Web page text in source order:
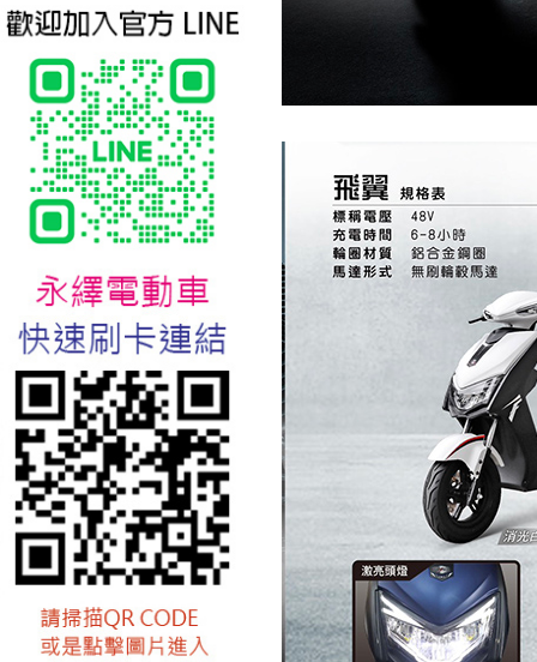
台北新北蘆洲永繹電動車業威
勝16吋電動輔助自行車:TSV19
美樂蒂(Melody)